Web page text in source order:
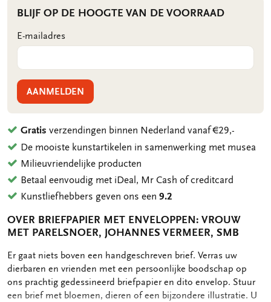
BLIJF OP DE HOOGTE VAN DE VOORRAAD
E-mailadres
AANMELDEN
Gratis verzendingen binnen Nederland vanaf €29,-
De mooiste kunstartikelen in samenwerking met musea
Milieuvriendelijke producten
Betaal eenvoudig met iDeal, Mr Cash of creditcard
Kunstliefhebbers geven ons een9.2
OVER BRIEFPAPIER MET ENVELOPPEN: VROUW
MET PARELSNOER, JOHANNES VERMEER, SMB
OMSCHRIJVING
Er gaat niets boven een handgeschreven brief. Verras uw
dierbaren en vrienden met een persoonlijke boodschap op
ons prachtig gedessineerd briefpapier en dito envelop. Stuur
een brief met bloemen, dieren of een bijzondere illustratie. U